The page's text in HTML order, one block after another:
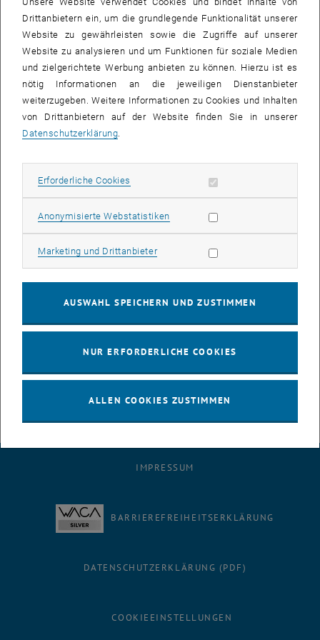
folgen den Signaturen, hören auf die Stimmen des allgegenwärtigen
Geschehens. Aber wie schreiten wir über das gedruckte Wien?
Vom 16. bis 18. Oktober 2015 wird vor dem Wiener Rathaus ein
überdimensionaler Stadtplan in den Ausmaßen von 30 x 30 Metern
ausgebreitet. Die Passant_innen sind eingeladen, ihre Stadt in
flanieren Sie durch fremde Bezirke, blicken Sie in unbekannte
Akt von zwei Kränen hochgezogen und die Besucher_innen können
Perspektiven, und mit den markierten Wegen entsteht ein neues Bild
Ein partizipatives Projekt des Institutes für Kunst und Gestaltung/TU
Mittmannsgruber, Co-Autoren: Tim Knäbel, Falk Kremzow, Mahmoud
Sizar Omar, Oleksandr Zelinskyi
Bild: © Falk Kremzow, Oleksandr Zelinskyi
IMPRESSUM
BARRIEREFREIHEITSERKLÄRUNG
DATENSCHUTZERKLÄRUNG (PDF)
COOKIEEINSTELLUNGEN
Drittanbietern ein, um die grundlegende Funktionalität unserer
Website zu gewährleisten sowie die Zugriffe auf unserer
Website zu analysieren und um Funktionen für soziale Medien
und zielgerichtete Werbung anbieten zu können. Hierzu ist es
nötig Informationen an die jeweiligen Dienstanbieter
weiterzugeben. Weitere Informationen zu Cookies und Inhalten
von Drittanbietern auf der Website finden Sie in unserer
Datenschutzerklärung
Erforderliche Cookies Erforderliche Cookies zulassen
Anonymisierte WebstatistikenStatistik Cookies zulassen
Marketing und DrittanbieterMarketing Cookies zulassen
AUSWAHL SPEICHERN UND ZUSTIMMEN
NUR ERFORDERLICHE COOKIES
ALLEN COOKIES ZUSTIMMEN